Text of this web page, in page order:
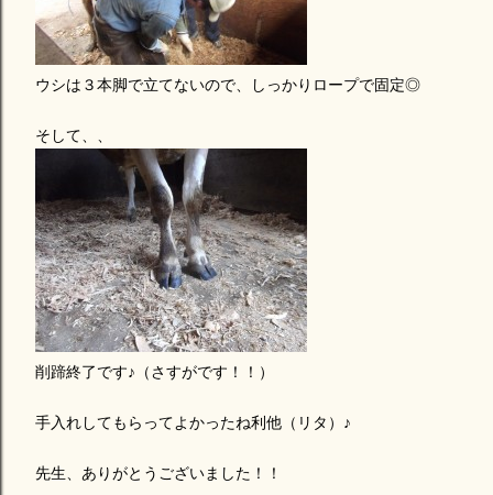
ウシは３本脚で立てないので、しっかりロープで固定◎
そして、、
削蹄終了です♪（さすがです！！）
手入れしてもらってよかったね利他（リタ）♪
先生、ありがとうございました！！